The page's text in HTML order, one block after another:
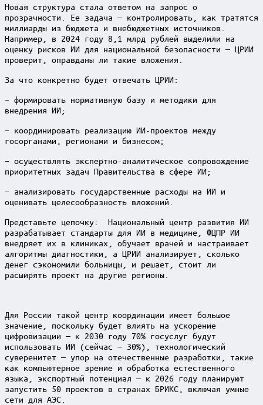
Новая структура стала ответом на запрос о
прозрачности. Ее задача — контролировать, как тратятся
миллиарды из бюджета и внебюджетных источников.
Например, в 2024 году 8,1 млрд рублей выделили на
оценку рисков ИИ для национальной безопасности — ЦРИИ
проверит, оправданы ли такие вложения.
За что конкретно будет отвечать ЦРИИ:
– формировать нормативную базу и методики для
внедрения ИИ;
– координировать реализацию ИИ-проектов между
госорганами, регионами и бизнесом;
– осуществлять экспертно-аналитическое сопровождение
приоритетных задач Правительства в сфере ИИ;
– анализировать государственные расходы на ИИ и
оценивать целесообразность вложений.
Представьте цепочку: Национальный центр развития ИИ
разрабатывает стандарты для ИИ в медицине, ФЦПР ИИ
внедряет их в клиниках, обучает врачей и настраивает
алгоритмы диагностики, а ЦРИИ анализирует, сколько
денег сэкономили больницы, и решает, стоит ли
расширять проект на другие регионы.
Для России такой центр координации имеет большое
значение, поскольку будет влиять на ускорение
цифровизации — к 2030 году 70% госуслуг будут
использовать ИИ (сейчас — 30%), технологический
суверенитет — упор на отечественные разработки, такие
как компьютерное зрение и обработка естественного
языка, экспортный потенциал — к 2026 году планируют
запустить 50 проектов в странах БРИКС, включая умные
сети для АЭС.